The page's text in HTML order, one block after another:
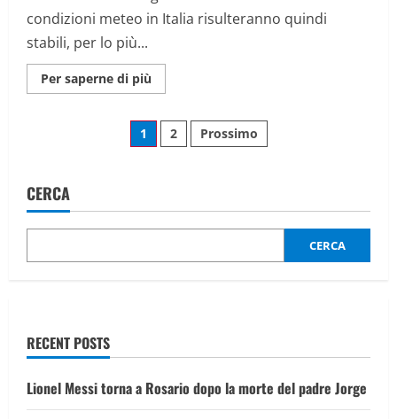
slavine
condizioni meteo in Italia risulteranno quindi
stabili, per lo più...
Per saperne di più
informazioni
stabile
gran
gialla
in
e
Paginazione
articoli
1 2 Prossimo
CERCA
CERCA
RECENT POSTS
Lionel Messi torna a Rosario dopo la morte del padre Jorge